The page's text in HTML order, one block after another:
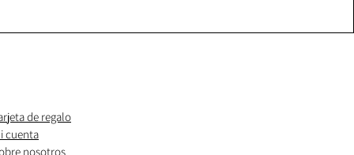
de regalo
cuenta
nosotros